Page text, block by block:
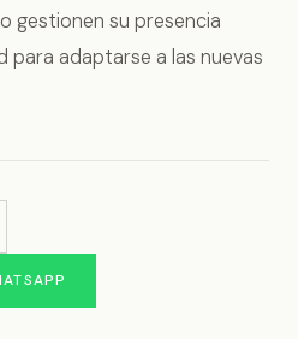
gestionen su presencia
para adaptarse a las nuevas